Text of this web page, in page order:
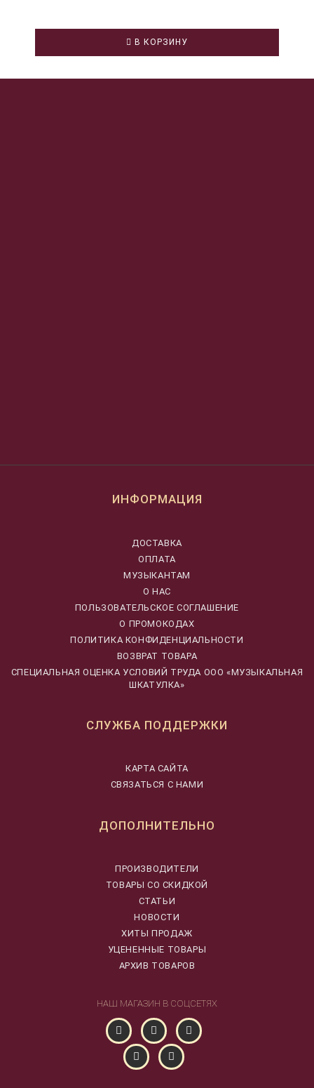
В КОРЗИНУ
ИНФОРМАЦИЯ
ДОСТАВКА
ОПЛАТА
МУЗЫКАНТАМ
О НАС
ПОЛЬЗОВАТЕЛЬСКОЕ СОГЛАШЕНИЕ
О ПРОМОКОДАХ
ПОЛИТИКА КОНФИДЕНЦИАЛЬНОСТИ
ВОЗВРАТ ТОВАРА
CПЕЦИАЛЬНАЯ ОЦЕНКА УСЛОВИЙ ТРУДА ООО «МУЗЫКАЛЬНАЯ
ШКАТУЛКА»
СЛУЖБА ПОДДЕРЖКИ
КАРТА САЙТА
СВЯЗАТЬСЯ С НАМИ
ДОПОЛНИТЕЛЬНО
ПРОИЗВОДИТЕЛИ
ТОВАРЫ СО СКИДКОЙ
СТАТЬИ
НОВОСТИ
ХИТЫ ПРОДАЖ
УЦЕНЕННЫЕ ТОВАРЫ
АРХИВ ТОВАРОВ
НАШ МАГАЗИН В СОЦСЕТЯХ